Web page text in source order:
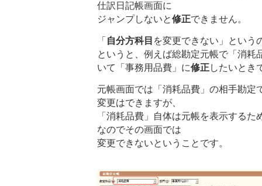
仕訳日記帳画面に
ジャンプしないと修正できません。
「 自分方科目 を変更できない」という
というと、例えば総勘定元帳で「消耗
いて「事務用品費」に修正したいとき
元帳画面では「消耗品費」の相手勘定
変更はできますが、
「消耗品費」自体は元帳を表示するた
なのでその画面では
変更できないということです。